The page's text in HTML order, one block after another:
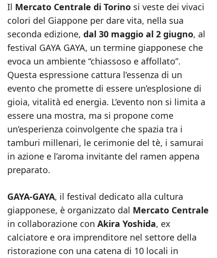
Il Mercato Centrale di Torino si veste dei vivaci
colori del Giappone per dare vita, nella sua
seconda edizione, dal 30 maggio al 2 giugno, al
festival GAYA GAYA, un termine giapponese che
evoca un ambiente “chiassoso e affollato”.
Questa espressione cattura l’essenza di un
evento che promette di essere un’esplosione di
gioia, vitalità ed energia. L’evento non si limita a
essere una mostra, ma si propone come
un’esperienza coinvolgente che spazia tra i
tamburi millenari, le cerimonie del tè, i samurai
in azione e l’aroma invitante del ramen appena
preparato.
GAYA-GAYA, il festival dedicato alla cultura
giapponese, è organizzato dal Mercato Centrale
in collaborazione con Akira Yoshida, ex
calciatore e ora imprenditore nel settore della
ristorazione con una catena di 10 locali in